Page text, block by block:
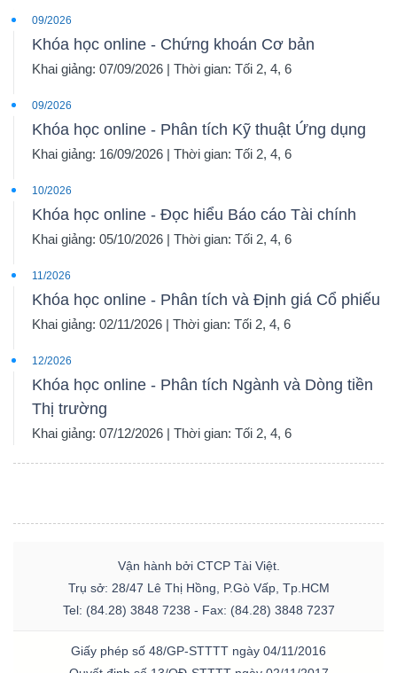
09/2026
Khóa học online - Chứng khoán Cơ bản
Khai giảng: 07/09/2026 | Thời gian: Tối 2, 4, 6
09/2026
Khóa học online - Phân tích Kỹ thuật Ứng dụng
Khai giảng: 16/09/2026 | Thời gian: Tối 2, 4, 6
10/2026
Khóa học online - Đọc hiểu Báo cáo Tài chính
Khai giảng: 05/10/2026 | Thời gian: Tối 2, 4, 6
11/2026
Khóa học online - Phân tích và Định giá Cổ phiếu
Khai giảng: 02/11/2026 | Thời gian: Tối 2, 4, 6
12/2026
Khóa học online - Phân tích Ngành và Dòng tiền
Thị trường
Khai giảng: 07/12/2026 | Thời gian: Tối 2, 4, 6
Vận hành bởi CTCP Tài Việt.
Trụ sở: 28/47 Lê Thị Hồng, P.Gò Vấp, Tp.HCM
Tel: (84.28) 3848 7238 - Fax: (84.28) 3848 7237
Giấy phép số 48/GP-STTTT ngày 04/11/2016
DOANH
NGHIỆP
CỔ
PHIẾU
PHÁI
TƯ
TRUY